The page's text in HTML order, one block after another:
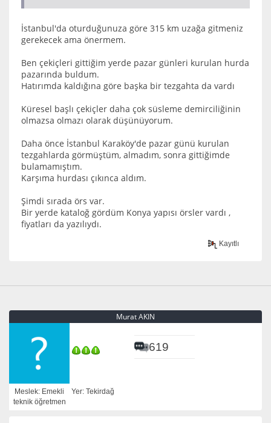
İstanbul'da oturduğunuza göre 315 km uzağa gitmeniz
gerekecek ama önermem.
Ben çekiçleri gittiğim yerde pazar günleri kurulan hurda
pazarında buldum.
Hatırımda kaldığına göre başka bir tezgahta da vardı
Küresel başlı çekiçler daha çok süsleme demirciliğinin
olmazsa olmazı olarak düşünüyorum.
Daha önce İstanbul Karaköy'de pazar günü kurulan
tezgahlarda görmüştüm, almadım, sonra gittiğimde
bulamamıştım.
Karşıma hurdası çıkınca aldım.
Şimdi sırada örs var.
Bir yerde kataloğ gördüm Konya yapısı örsler vardı ,
fiyatları da yazılıydı.
Kayıtlı
Murat AKIN
619
Meslek: Emekli
teknik öğretmen
Yer: Tekirdağ